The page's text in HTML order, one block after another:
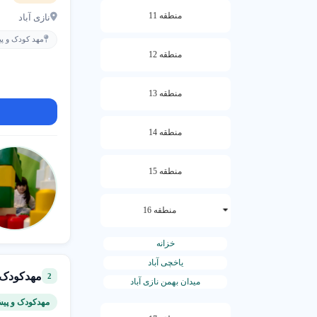
منطقه 11
منطقه 12
منطقه 13
منطقه 14
منطقه 15
منطقه 16
خزانه
یاخچی آباد
میدان بهمن نازی آباد
مهدهای معتبر
چگونه انتخاب
مهد کودک
نکات کلیدی
نظرات
تخصص
2. شهریه مهد کودک چقدر است؟
نازی آباد
مهد کودک و
2
مهدکودک و